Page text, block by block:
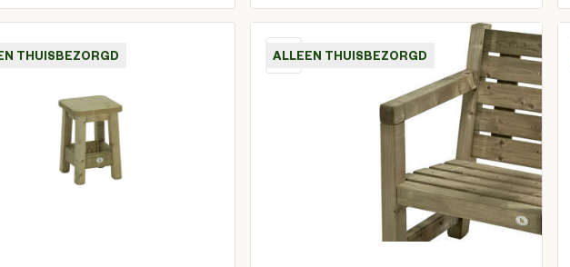
Huidige prijs € 49,95 Huidige prijs € 399,00
THUISBEZORGD ALLEEN THUISBEZORGD